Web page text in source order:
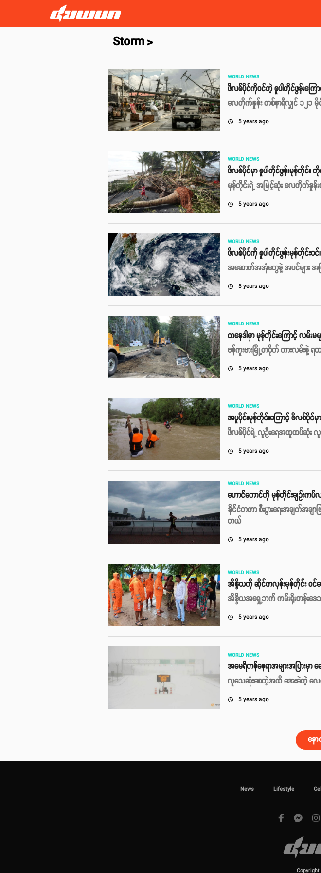
Storm>
WORLD NEWS
ဖိလစ်ပိုင်ကိုဝင်တဲ့ စူပါတိုင်ဖွန်းကြ
လေတိုက်နှုန်း တစ်နာရီလျှင် ၁၂၁
access_time 5 years ago
WORLD NEWS
ဖိလစ်ပိုင်မှာ စူပါတိုင်ဖွန်းမုန်တိုင်
မုန်တိုင်းရဲ့ အမြင့်ဆုံး လေတိုက်နှုန်
access_time 5 years ago
WORLD NEWS
ဖိလစ်ပိုင်ကို စူပါတိုင်ဖွန်းမုန်တိုင်းဝင်
အဆောက်အအုံတွေနဲ့ အပင်များ အ
access_time 5 years ago
WORLD NEWS
ကနေဒါမှာ မုန်တိုင်းကြောင့် လမ်း
ဗန်ကူးဗားမြို့တဝိုက် ကားလမ်းနဲ့ ရထ
access_time 5 years ago
WORLD NEWS
အပူပိုင်းမုန်တိုင်းကြောင့် ဖိလစ်ပို
ဖိလစ်ပိုင်ရဲ့ လူဦးရေအထူထပ်ဆုံး လူ
access_time 5 years ago
WORLD NEWS
ဟောင်ကောင်ကို မုန်တိုင်းချဥ်းက
နိုင်ငံတကာ စီးပွားရေးအချက်အခ
တယ်
access_time 5 years ago
WORLD NEWS
အိန္ဒိယကို ဆိုင်ကလုန်းမုန်တိုင်း ဝင်ရ
အိန္ဒိယအရှေ့ဘက် ကမ်းရိုးတန်းဒ
access_time 5 years ago
WORLD NEWS
အမေရိကန်နေရာအများအပြားမှ
လူသေဆုံးစေတဲ့အထိ အေးခဲတဲ့ လေတိုက်ခ
access_time 5 years ago
နေ
News Lifestyle